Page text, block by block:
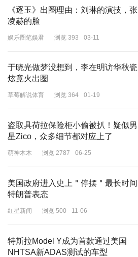
寒风掠过街道，
那不仅仅是一件大衣，
更是穿着者内心的延伸：
沉稳、深邃且充满力量
冬天的衣柜里如果只能留一件大衣，
《逐玉》出圈理由：刘琳的演技，张
凌赫的脸
娱乐圈笔娱君 浏览 393 03-11
于晓光做梦没想到，李在明访华秋瓷
炫竟火出圈
草莓解说体育 浏览 364 01-19
盗取具荷拉保险柜小偷被扒！疑似男
星Zico，众多细节都对应上了
萌神木木 浏览 2787 06-25
美国政府进入史上＂停摆＂最长时间
特朗普表态
红星新闻 浏览 500 11-06
特斯拉Model Y成为首款通过美国
NHTSA新ADAS测试的车型